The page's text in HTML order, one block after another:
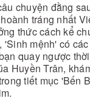
chuyện đằng
tráng nhất
thức cách kể
mệnh' có
quay ngược
Huyền Trân,
tiết mục 'Bến